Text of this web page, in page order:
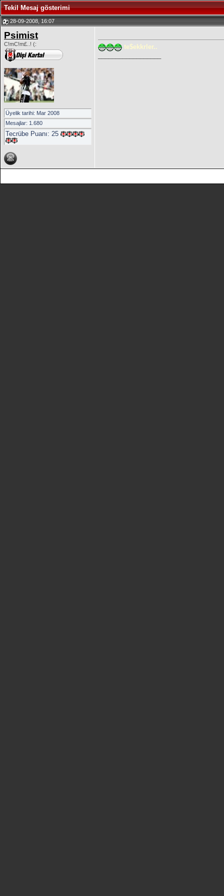
Tekil Mesaj gösterimi
28-09-2008, 16:07
Psimist
C!mC!m£..! (:
Üyelik tarihi: Mar 2008
Mesajlar: 1.680
Tecrübe Puanı: 25
te$ekkrler..